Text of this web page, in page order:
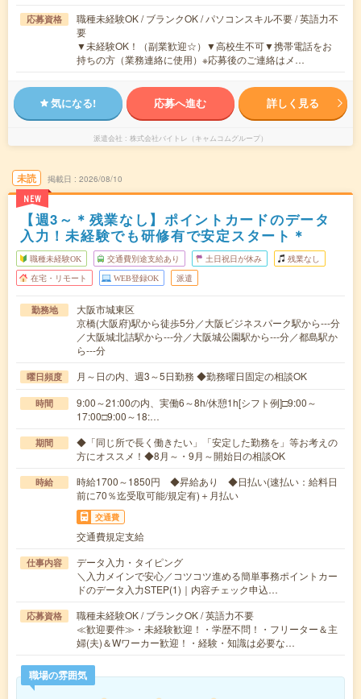
応募資格
職種未経験OK / ブランクOK / パソコンスキル不要 / 英語力不
要
▼未経験OK！（副業歓迎☆）▼高校生不可▼携帯電話をお
持ちの方（業務連絡に使用）※応募後のご連絡はメ…
気になる! 応募へ進む 詳しく見る
派遣会社 株式会社バイトレ（キャムコムグループ）
未読
NEW
掲載日 2026/08/10
【週3～＊残業なし】ポイントカードのデータ
入力！未経験でも研修有で安定スタート＊
職種未経験OK 交通費別途支給あり 土日祝日が休み 残業なし
在宅・リモート WEB登録OK 派遣
勤務地
大阪市城東区
京橋(大阪府)駅から徒歩5分／大阪ビジネスパーク駅から---分
／大阪城北詰駅から---分／大阪城公園駅から---分／都島駅か
ら---分
曜日頻度 月～日の内、週3～5日勤務 ◆勤務曜日固定の相談OK
時間
9:00～21:00の内、実働6～8h/休憩1h[シフト例]□9:00～
17:00□9:00～18:…
期間
◆「同じ所で長く働きたい」「安定した勤務を」等お考えの
方にオススメ！◆8月～・9月～開始日の相談OK
時給
時給1700～1850円 ◆昇給あり ◆日払い(速払い：給料日
前に70％迄受取可能/規定有)＋月払い
交通費
交通費規定支給
仕事内容
データ入力・タイピング
＼入力メインで安心／コツコツ進める簡単事務ポイントカー
ドのデータ入力STEP(1)｜内容チェック申込…
応募資格
職種未経験OK / ブランクOK / 英語力不要
≪歓迎要件≫・未経験歓迎！・学歴不問！・フリーター＆主
婦(夫)＆Wワーカー歓迎！・経験・知識は必要な…
職場の雰囲気